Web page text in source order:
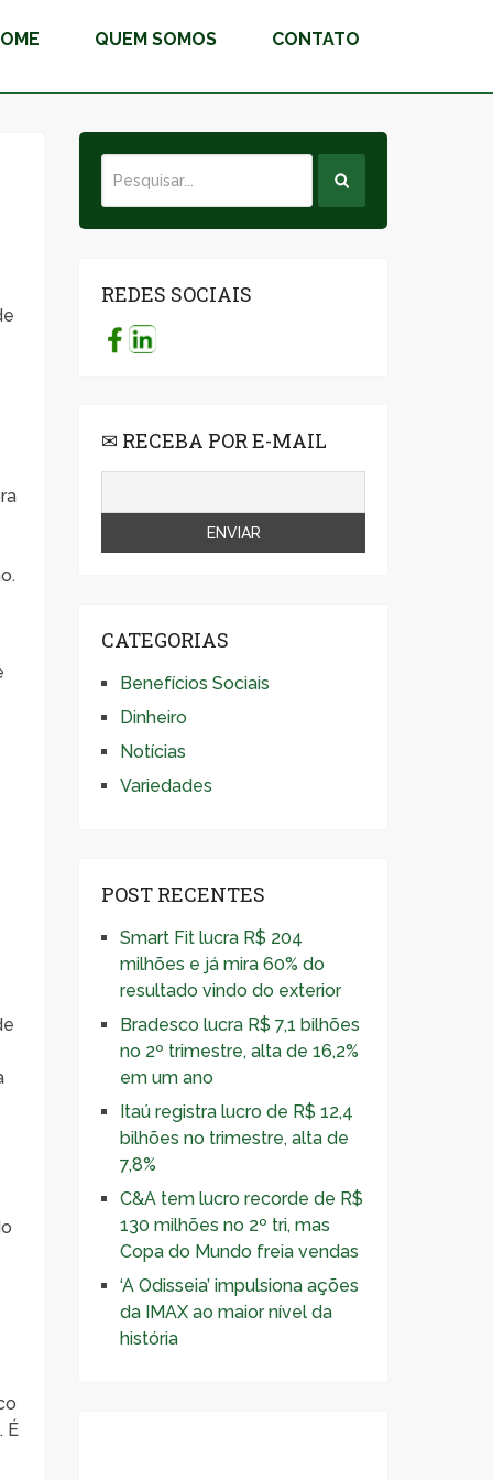
QUEM SOMOS CONTATO
É
REDES SOCIAIS
✉ RECEBA POR E-MAIL
CATEGORIAS
Benefícios Sociais
Dinheiro
Notícias
Variedades
POST RECENTES
Smart Fit lucra R$ 204
milhões e já mira 60% do
resultado vindo do exterior
Bradesco lucra R$ 7,1 bilhões
no 2º trimestre, alta de 16,2%
em um ano
Itaú registra lucro de R$ 12,4
bilhões no trimestre, alta de
7,8%
C&A tem lucro recorde de R$
130 milhões no 2º tri, mas
Copa do Mundo freia vendas
‘A Odisseia’ impulsiona ações
da IMAX ao maior nível da
história